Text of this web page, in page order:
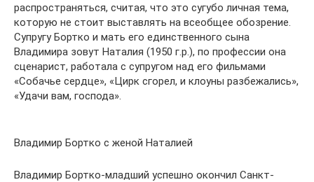
распространяться, считая, что это сугубо личная тема,
которую не стоит выставлять на всеобщее обозрение.
Супругу Бортко и мать его единственного сына
Владимира зовут Наталия (1950 г.р.), по профессии она
сценарист, работала с супругом над его фильмами
«Собачье сердце», «Цирк сгорел, и клоуны разбежались»,
«Удачи вам, господа».
Владимир Бортко с женой Наталией
Владимир Бортко-младший успешно окончил Санкт-